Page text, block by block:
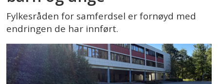
Fylkesråden for samferdsel er fornøyd med
endringen de har innført.